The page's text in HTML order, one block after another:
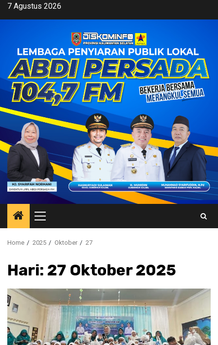
Skip7 Agustus 2026
Primary
Menu
Home 2025 Oktober 27
Hari: 27 Oktober 2025